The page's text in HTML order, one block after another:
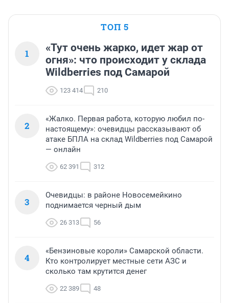
ТОП 5
1
«Тут очень жарко, идет жар от
огня»: что происходит у склада
Wildberries под Самарой
123 414 210
2
«Жалко. Первая работа, которую любил по-
настоящему»: очевидцы рассказывают об
атаке БПЛА на склад Wildberries под Самарой
— онлайн
62 391 312
3
Очевидцы: в районе Новосемейкино
поднимается черный дым
26 313 56
4
«Бензиновые короли» Самарской области.
Кто контролирует местные сети АЗС и
сколько там крутится денег
22 389 48